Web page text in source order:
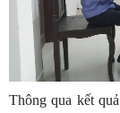
Thông qua kết